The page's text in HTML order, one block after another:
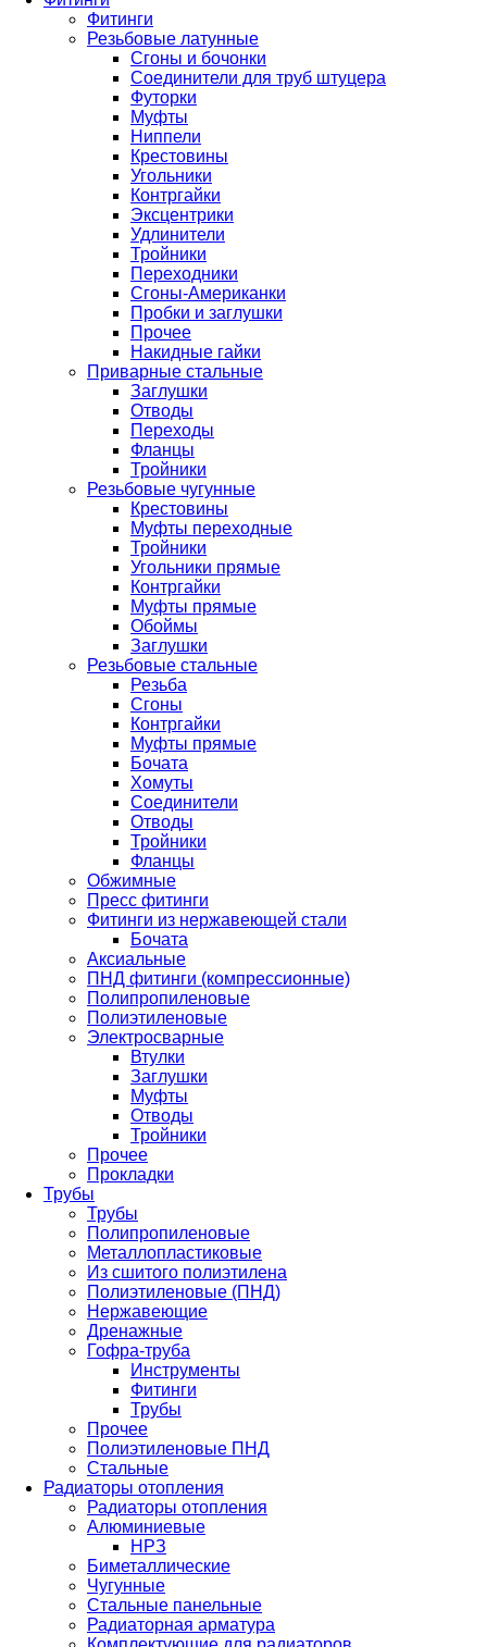
Фитинги
Резьбовые латунные
Сгоны и бочонки
Соединители для труб штуцера
Футорки
Муфты
Ниппели
Крестовины
Угольники
Контргайки
Эксцентрики
Удлинители
Тройники
Переходники
Сгоны-Американки
Пробки и заглушки
Прочее
Накидные гайки
Приварные стальные
Заглушки
Отводы
Переходы
Фланцы
Тройники
Резьбовые чугунные
Крестовины
Муфты переходные
Тройники
Угольники прямые
Контргайки
Муфты прямые
Обоймы
Заглушки
Резьбовые стальные
Резьба
Сгоны
Контргайки
Муфты прямые
Бочата
Хомуты
Соединители
Отводы
Тройники
Фланцы
Обжимные
Пресс фитинги
Фитинги из нержавеющей стали
Бочата
Аксиальные
ПНД фитинги (компрессионные)
Полипропиленовые
Полиэтиленовые
Электросварные
Втулки
Заглушки
Муфты
Отводы
Тройники
Прочее
Прокладки
Трубы
Трубы
Полипропиленовые
Металлопластиковые
Из сшитого полиэтилена
Полиэтиленовые (ПНД)
Нержавеющие
Дренажные
Гофра-труба
Инструменты
Фитинги
Трубы
Прочее
Полиэтиленовые ПНД
Стальные
Радиаторы отопления
Радиаторы отопления
Алюминиевые
НРЗ
Биметаллические
Чугунные
Стальные панельные
Радиаторная арматура